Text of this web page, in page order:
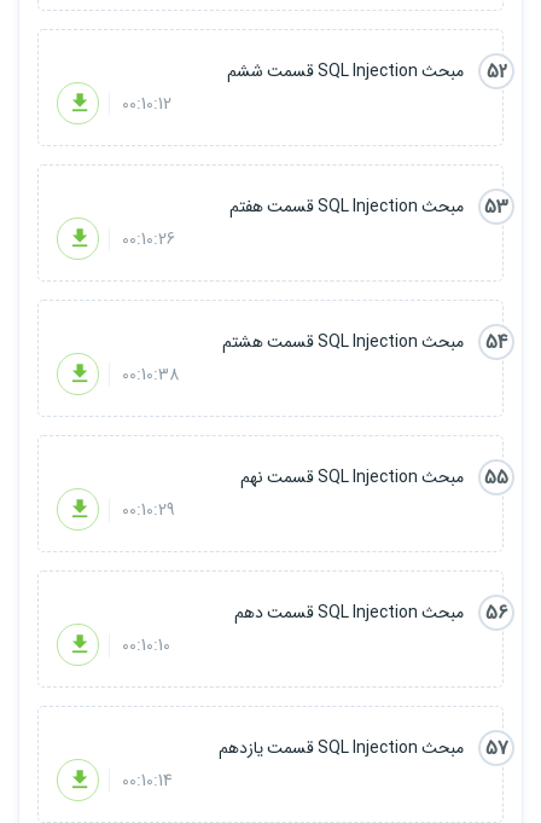
52
مبحث SQL Injection قسمت ششم
00:10:12
53
مبحث SQL Injection قسمت هفتم
00:10:26
54
مبحث SQL Injection قسمت هشتم
00:10:38
55
مبحث SQL Injection قسمت نهم
00:10:29
56
مبحث SQL Injection قسمت دهم
00:10:10
57
مبحث SQL Injection قسمت یازدهم
00:10:14